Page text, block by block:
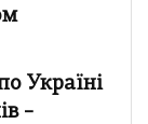
Україні
–